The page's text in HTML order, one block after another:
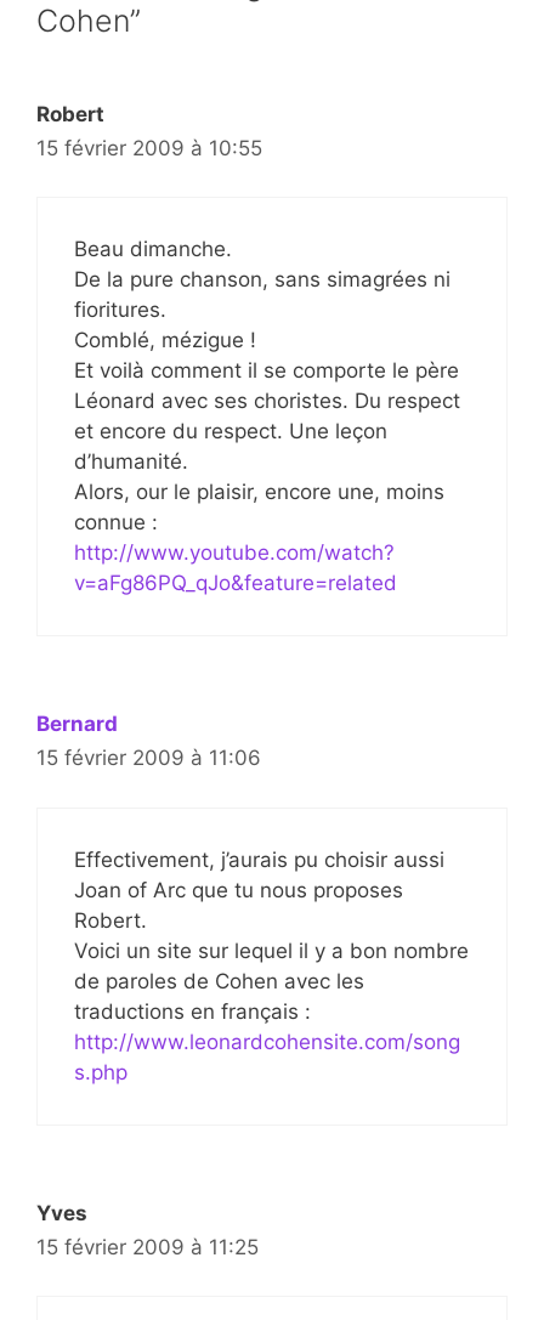
Cohen”
Robert
15 février 2009 à 10:55
Beau dimanche.
De la pure chanson, sans simagrées ni
fioritures.
Comblé, mézigue !
Et voilà comment il se comporte le père
Léonard avec ses choristes. Du respect
et encore du respect. Une leçon
d’humanité.
Alors, our le plaisir, encore une, moins
connue :
http://www.youtube.com/watch?
v=aFg86PQ_qJo&feature=related
Bernard
15 février 2009 à 11:06
Effectivement, j’aurais pu choisir aussi
Joan of Arc que tu nous proposes
Robert.
Voici un site sur lequel il y a bon nombre
de paroles de Cohen avec les
traductions en français :
http://www.leonardcohensite.com/song
s.php
Yves
15 février 2009 à 11:25